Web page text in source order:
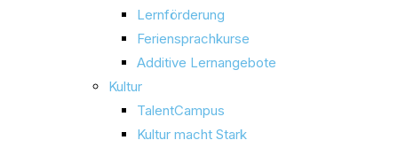
Lernförderung
Feriensprachkurse
Additive Lernangebote
Kultur
TalentCampus
Kultur macht Stark